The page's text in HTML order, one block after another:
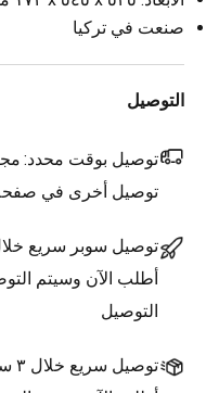
صنعت في تركيا
التوصيل
توصيل بوقت محدد:
توصيل أخرى في
توصيل سوبر سريع
أطلب الآن وسيتم
التوصيل
توصيل سريع خلال ٣ ساعات